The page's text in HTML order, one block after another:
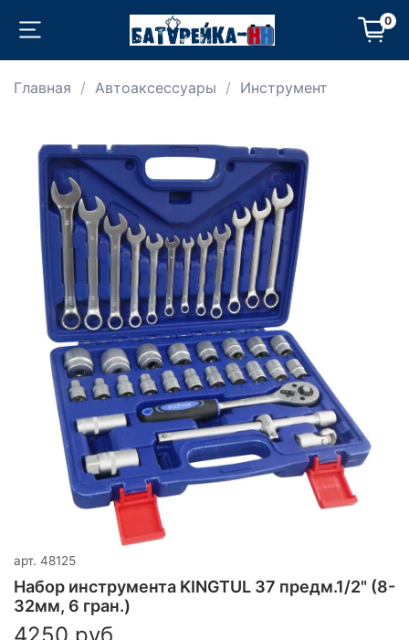
0
Главная Автоаксессуары Инструмент
арт. 48125
Набор инструмента KINGTUL 37 предм.1/2" (8-
32мм, 6 гран.)